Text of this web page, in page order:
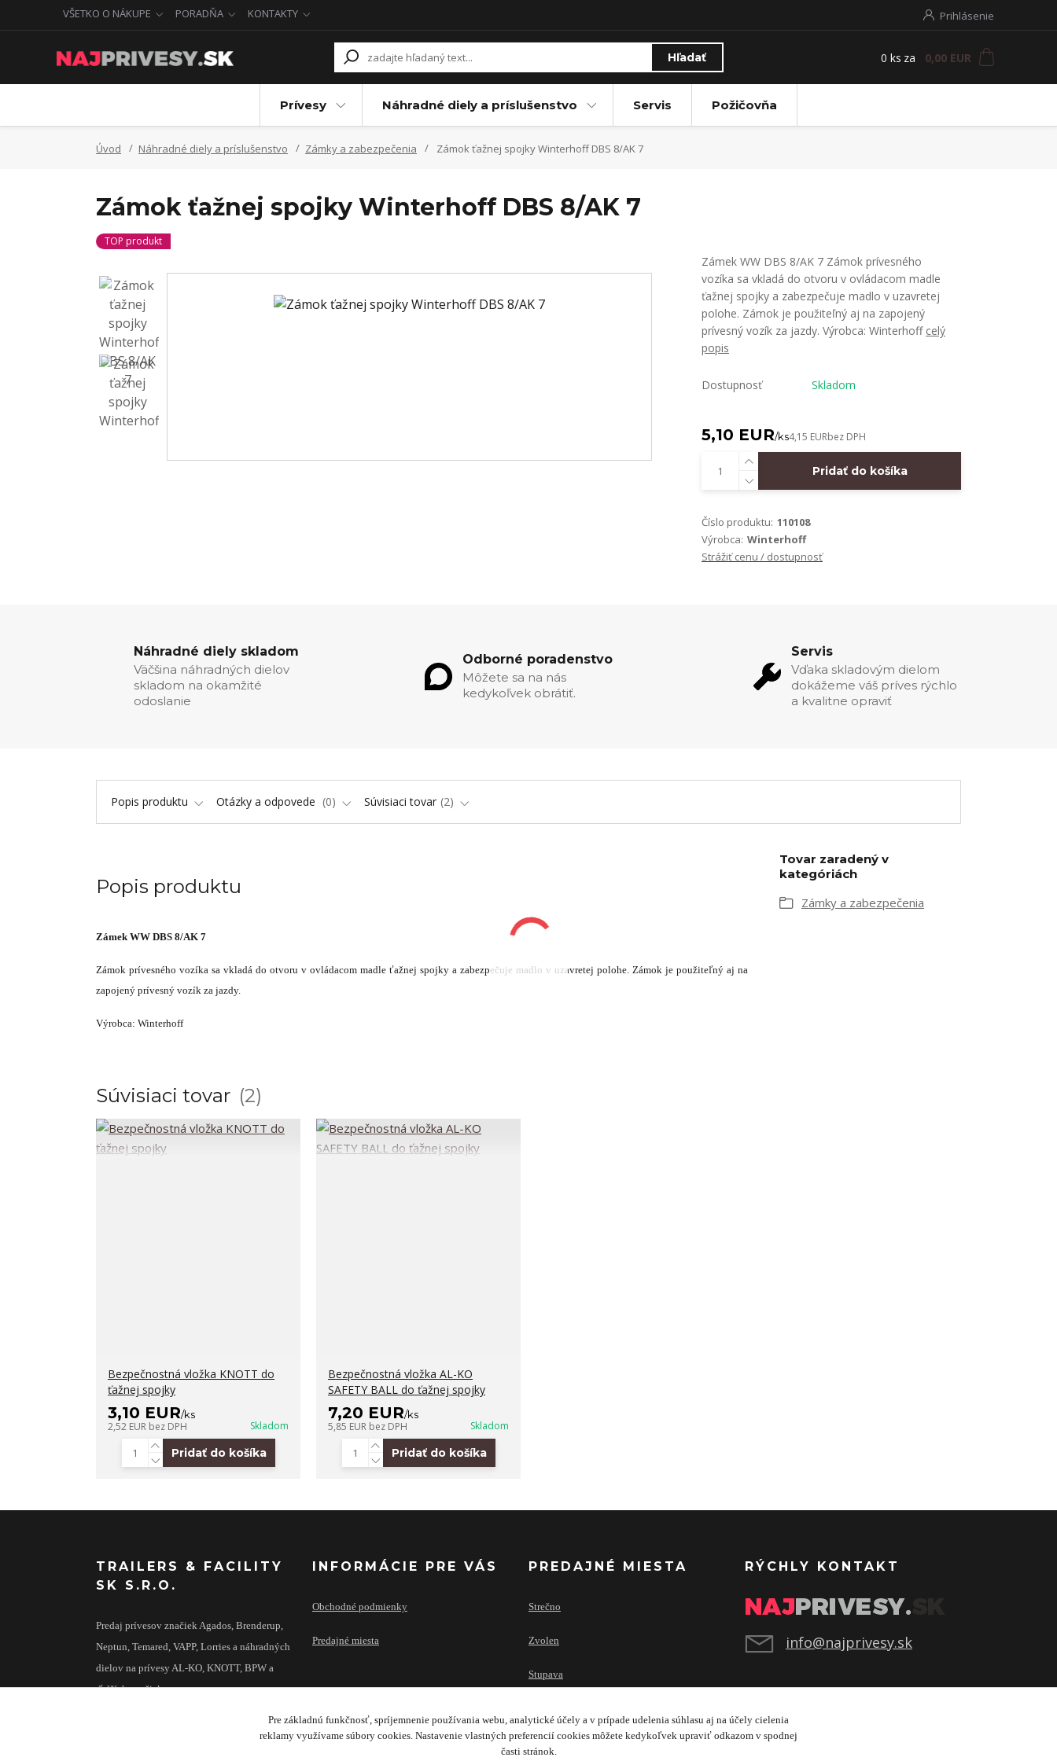
VŠETKO O NÁKUPE PORADŇA KONTAKTY Prihlásenie
Hľadať 0 ks za 0,00 EUR
Prívesy Náhradné diely a príslušenstvo Servis Požičovňa
Úvod Náhradné diely a príslušenstvo Zámky a zabezpečenia Zámok ťažnej spojky Winterhoff DBS 8/AK 7
Zámok ťažnej spojky Winterhoff DBS 8/AK 7
TOP produkt
Zámek WW DBS 8/AK 7 Zámok prívesného
vozíka sa vkladá do otvoru v ovládacom madle
ťažnej spojky a zabezpečuje madlo v uzavretej
polohe. Zámok je použiteľný aj na zapojený
prívesný vozík za jazdy. Výrobca: Winterhoff celý
popis
Dostupnosť Skladom
5,10 EUR/ks4,15 EURbez DPH
Pridať do košíka
Číslo produktu: 110108
Výrobca: Winterhoff
Strážiť cenu / dostupnosť
Náhradné diely skladom
Väčšina náhradných dielov
skladom na okamžité
odoslanie
Odborné poradenstvo
Môžete sa na nás
kedykoľvek obrátiť.
Servis
Vďaka skladovým dielom
dokážeme váš príves rýchlo
a kvalitne opraviť
Popis produktu Otázky a odpovede 0 Súvisiaci tovar 2
Popis produktu
Zámek WW DBS 8/AK 7
Zámok prívesného vozíka sa vkladá do otvoru v ovládacom madle ťažnej spojky a zabezpečuje madlo v uzavretej polohe. Zámok je použiteľný aj na
zapojený prívesný vozík za jazdy.
Výrobca: Winterhoff
Tovar zaradený v
kategóriách
Zámky a zabezpečenia
Súvisiaci tovar 2
Bezpečnostná vložka KNOTT do
ťažnej spojky
3,10 EUR/ks
2,52 EUR bez DPH Skladom
Pridať do košíka
Bezpečnostná vložka AL-KO
SAFETY BALL do ťažnej spojky
7,20 EUR/ks
5,85 EUR bez DPH Skladom
Pridať do košíka
TRAILERS & FACILITY
SK S.R.O.
Predaj prívesov značiek Agados, Brenderup,
Neptun, Temared, VAPP, Lorries a náhradných
dielov na prívesy AL-KO, KNOTT, BPW a
ďalších značiek.
INFORMÁCIE PRE VÁS
Obchodné podmienky
Predajné miesta
PREDAJNÉ MIESTA
Strečno
Zvolen
Stupava
RÝCHLY KONTAKT
info@najprivesy.sk
Pre základnú funkčnosť, spríjemnenie používania webu, analytické účely a v prípade udelenia súhlasu aj na účely cielenia
reklamy využívame súbory cookies. Nastavenie vlastných preferencií cookies môžete kedykoľvek upraviť odkazom v spodnej
časti stránok.